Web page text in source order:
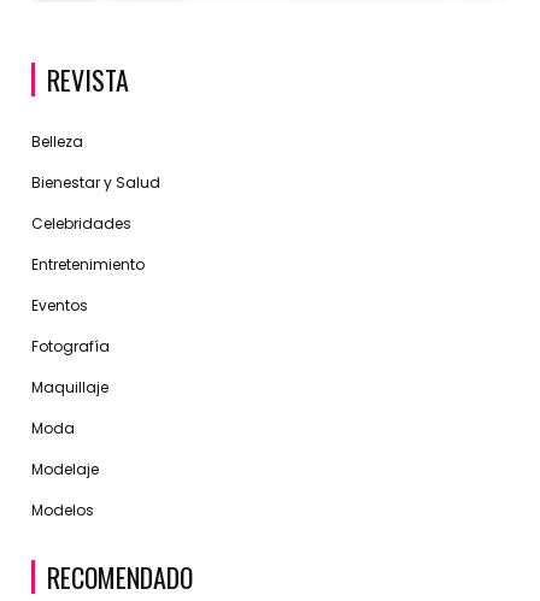
REVISTA
Belleza
Bienestar y Salud
Celebridades
Entretenimiento
Eventos
Fotografía
Maquillaje
Moda
Modelaje
Modelos
RECOMENDADO